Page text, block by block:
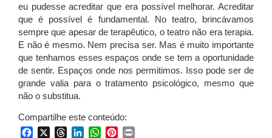
eu pudesse acreditar que era possível melhorar. Acreditar
que é possível é fundamental. No teatro, brincávamos
sempre que apesar de terapêutico, o teatro não era terapia.
E não é mesmo. Nem precisa ser. Mas é muito importante
que tenhamos esses espaços onde se tem a oportunidade
de sentir. Espaços onde nos permitimos. Isso pode ser de
grande valia para o tratamento psicológico, mesmo que
não o substitua.
Compartilhe este conteúdo:
FacebookThreadsLinkedInWhatsApp
Pinterest